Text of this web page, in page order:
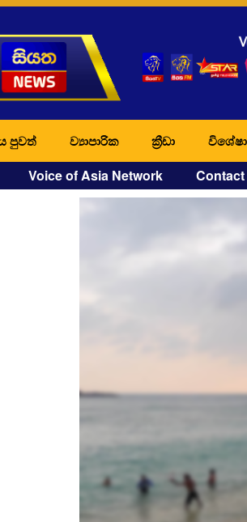
පුවත් ව්‍යාපාරික ක්‍රීඩා
Voice of Asia Network Contact